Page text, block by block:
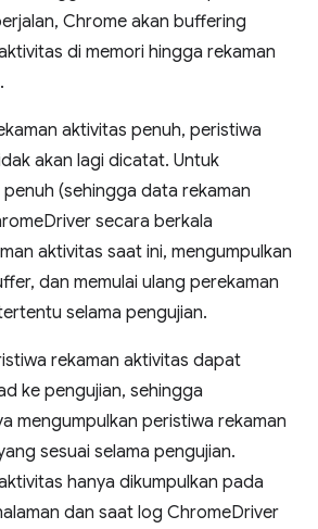
Chrome akan buffering
di memori hingga rekaman
aktivitas penuh, peristiwa
akan lagi dicatat. Untuk
(sehingga data rekaman
secara berkala
aktivitas saat ini, mengumpulkan
dan memulai ulang perekaman
selama pengujian.
rekaman aktivitas dapat
ke pengujian, sehingga
mengumpulkan peristiwa rekaman
sesuai selama pengujian.
hanya dikumpulkan pada
dan saat log ChromeDriver